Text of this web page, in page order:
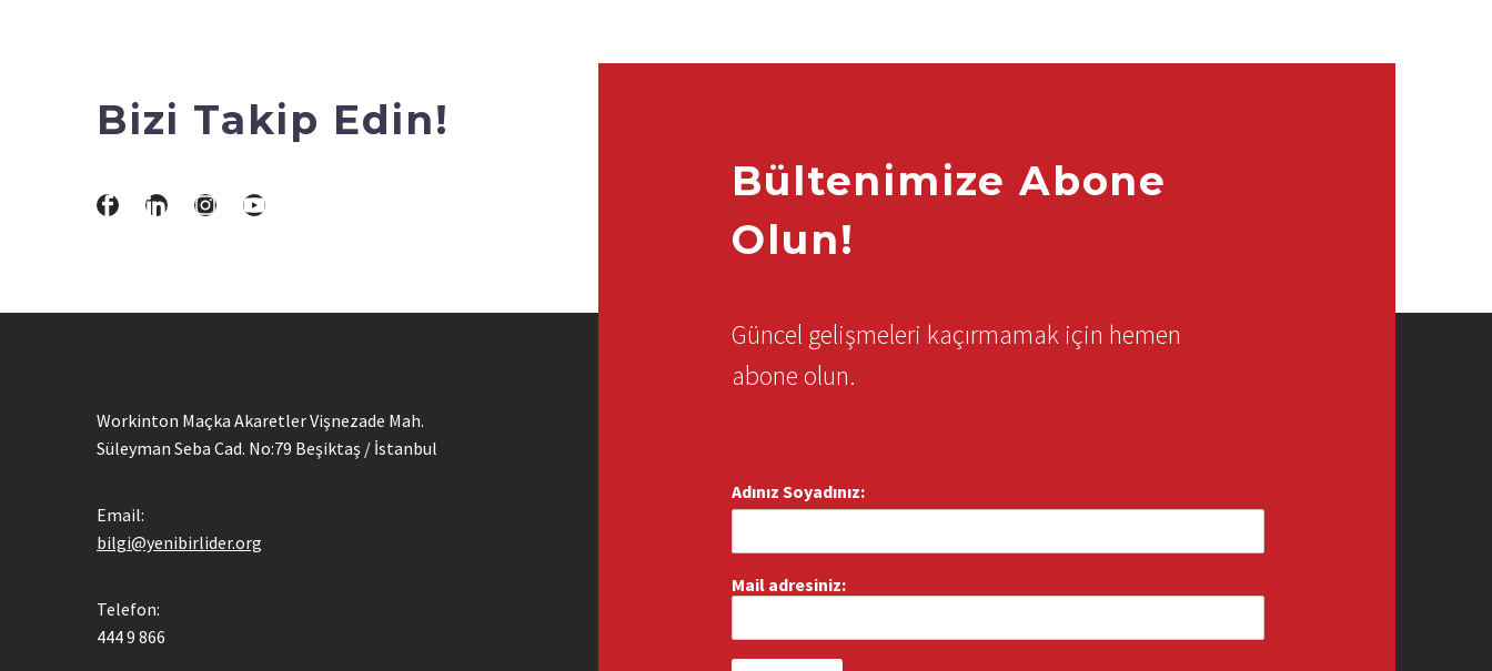
Bizi Takip Edin!
Workinton Maçka Akaretler Vişnezade Mah.
Süleyman Seba Cad. No:79 Beşiktaş / İstanbul
Email:
bilgi@yenibirlider.org
Telefon:
444 9 866
Bültenimize Abone
Olun!
Güncel gelişmeleri kaçırmamak için hemen
abone olun.
Adınız Soyadınız:
Mail adresiniz: